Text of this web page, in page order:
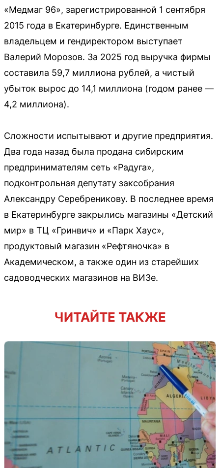
«Медмаг 96», зарегистрированной 1 сентября
2015 года в Екатеринбурге. Единственным
владельцем и гендиректором выступает
Валерий Морозов. За 2025 год выручка фирмы
составила 59,7 миллиона рублей, а чистый
убыток вырос до 14,1 миллиона (годом ранее —
4,2 миллиона).
Сложности испытывают и другие предприятия.
Два года назад была продана сибирским
предпринимателям сеть «Радуга»,
подконтрольная депутату заксобрания
Александру Серебреникову. В последнее время
в Екатеринбурге закрылись магазины «Детский
мир» в ТЦ «Гринвич» и «Парк Хаус»,
продуктовый магазин «Рефтяночка» в
Академическом, а также один из старейших
садоводческих магазинов на ВИЗе.
ЧИТАЙТЕ ТАКЖЕ